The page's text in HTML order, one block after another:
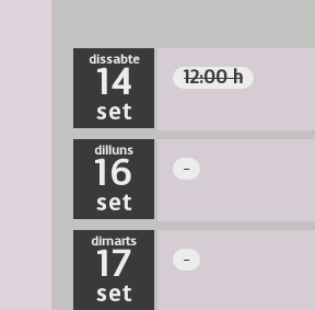
dissabte
14
set
12:00 h
dilluns
16
set
dimarts
17
set